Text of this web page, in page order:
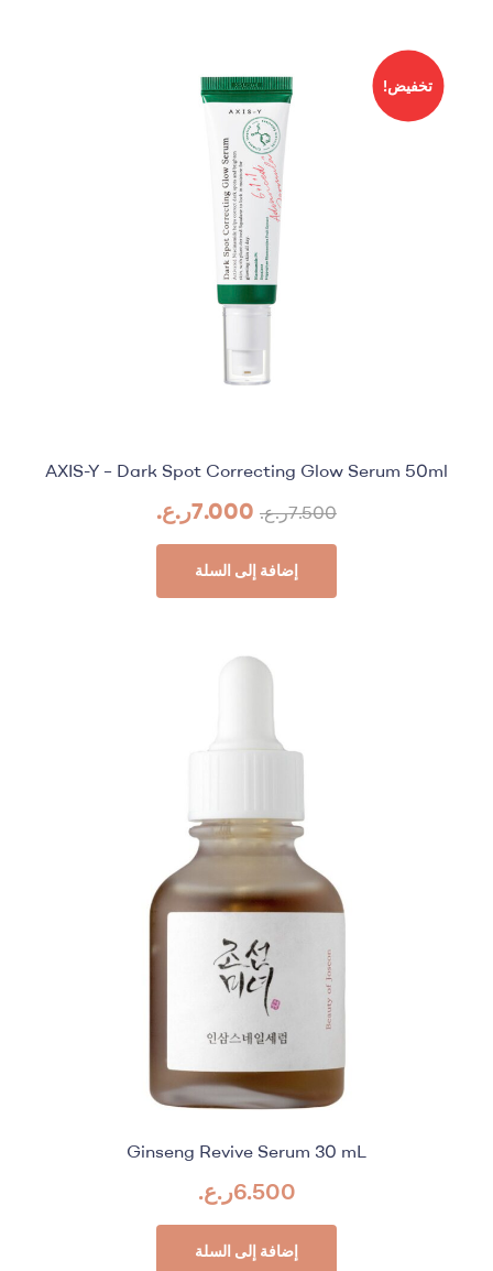
تخفيض!
AXIS-Y – Dark Spot Correcting Glow Serum 50ml
7.500ر.ع. 7.000ر.ع.
إضافة إلى السلة
Ginseng Revive Serum 30 mL
6.500ر.ع.
إضافة إلى السلة